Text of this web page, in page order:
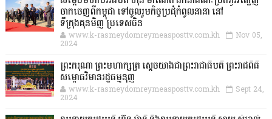
ចាកចេញពីកម្ពុជា ទៅចូលរួមកិច្ចប្រជុំកំពូលនានា នៅ
ទីក្រុងគុនមិញ ប្រទេសចិន
www.k-rasmeydomreymeasposttv.com.kh Nov 05,
2024
ព្រះករុណា ព្រះមហាក្សត្រ ស្តេចយាងជាព្រះរាជាធិបតី ព្រះរាជពិធី
សម្ពោធវិមានរដ្ឋធម្មនុញ្ញ
www.k-rasmeydomreymeasposttv.com.kh Sept 24,
2024